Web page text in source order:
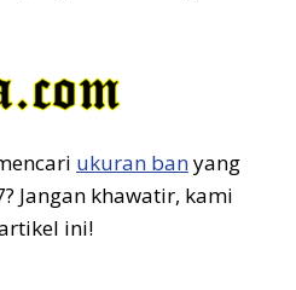
ukuran banyang
Jangan khawatir, kami
ini!